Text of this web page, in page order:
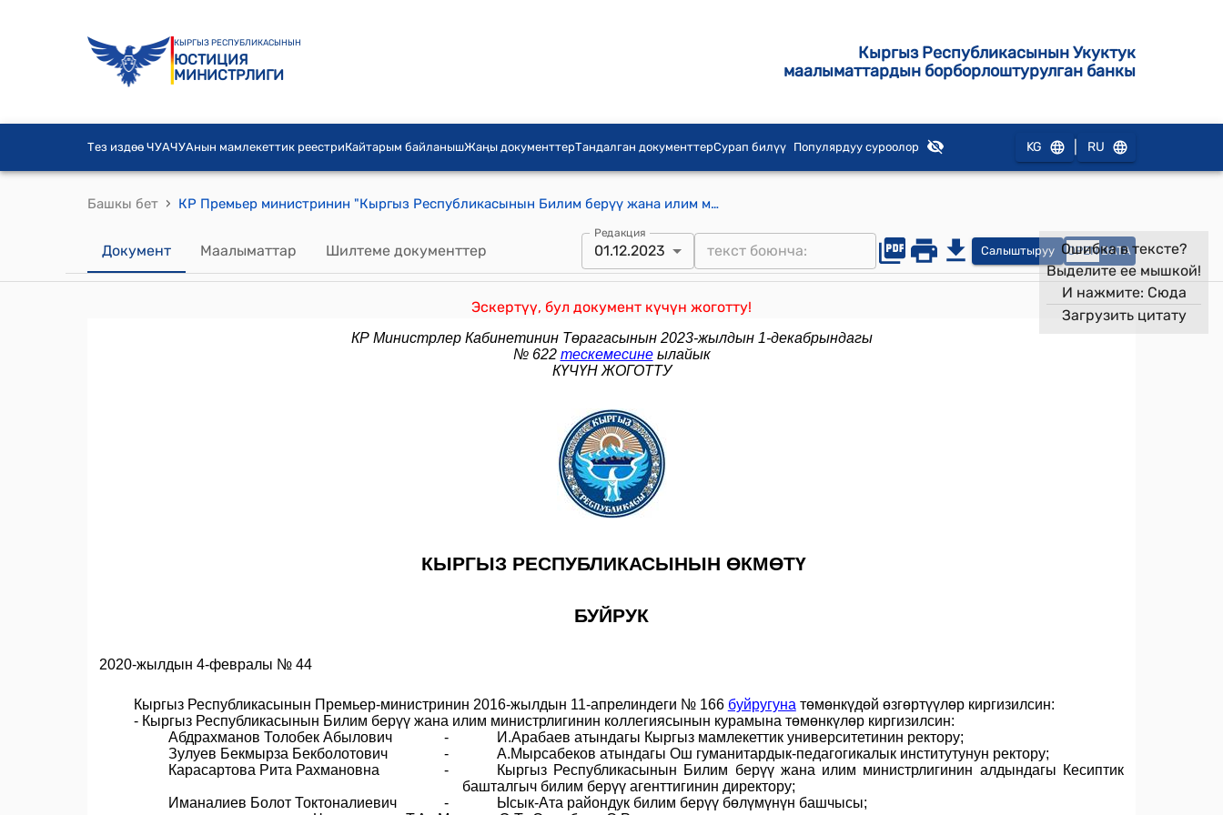
КЫРГЫЗ РЕСПУБЛИКАСЫНЫН
ЮСТИЦИЯ
МИНИСТРЛИГИ
Кыргыз Республикасынын Укуктук
маалыматтардын борборлоштурулган банкы
Тез издөө ЧУАЧУАнын мамлекеттик реестриКайтарым байланышЖаңы документтерТандалган документтерСурап билүү Популярдуу суроолор KG RU
Башкы бет › КР Премьер министринин "Кыргыз Республикасынын Билим берүү жана илим министрлигинин коллегиясынын курамына төмөнкүлөр киргизуу жонундо" буйругу
Документ Маалыматтар Шилтеме документтер
Редакция
01.12.2023 Салыштыруу OPEN DATA
Эскертүү, бул документ күчүн жоготту!
Ошибка в тексте?
Выделите ее мышкой!
И нажмите: Сюда
Загрузить цитату